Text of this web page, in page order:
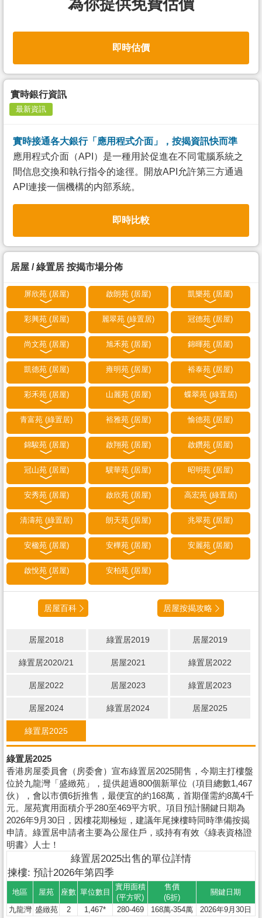
為你提供免費估價
即時估價
實時銀行資訊
最新資訊
實時接通各大銀行「應用程式介面」，按揭資訊快而準
應用程式介面（API）是一種用於促進在不同電腦系統之
間信息交換和執行指令的途徑。開放API允許第三方通過
API連接一個機構的内部系統。
即時比較
居屋 / 綠置居 按揭市場分佈
屏欣苑 (居屋) 啟朗苑 (居屋) 凱樂苑 (居屋)
彩興苑 (居屋) 麗翠苑 (綠置居) 冠德苑 (居屋)
尚文苑 (居屋) 旭禾苑 (居屋) 錦暉苑 (居屋)
凱德苑 (居屋) 雍明苑 (居屋) 裕泰苑 (居屋)
彩禾苑 (居屋) 山麗苑 (居屋) 蝶翠苑 (綠置居)
青富苑 (綠置居) 裕雅苑 (居屋) 愉德苑 (居屋)
錦駿苑 (居屋) 啟翔苑 (居屋) 啟鑽苑 (居屋)
冠山苑 (居屋) 驥華苑 (居屋) 昭明苑 (居屋)
安秀苑 (居屋) 啟欣苑 (居屋) 高宏苑 (綠置居)
清濤苑 (綠置居) 朗天苑 (居屋) 兆翠苑 (居屋)
安楹苑 (居屋) 安樺苑 (居屋) 安麗苑 (居屋)
啟悅苑 (居屋) 安柏苑 (居屋)
居屋百科 居屋按揭攻略
居屋2018 綠置居2019 居屋2019
綠置居2020/21 居屋2021 綠置居2022
居屋2022 居屋2023 綠置居2023
居屋2024 綠置居2024 居屋2025
綠置居2025
綠置居2025
香港房屋委員會（房委會）宣布綠置居2025開售，今期主打樓盤
位於九龍灣「盛緻苑」，提供超過800個新單位（項目總數1,467
伙），會以市價6折推售，最便宜的約168萬，首期僅需約8萬4千
元。屋苑實用面積介乎280至469平方呎。項目預計關鍵日期為
2026年9月30日，因樓花期極短，建議年尾揀樓時同時準備按揭
申請。綠置居申請者主要為公屋住戶，或持有有效《綠表資格證
明書》人士！
綠置居2025出售的單位詳情
揀樓: 預計2026年第四季
地區 屋苑 座數 單位數目
實用面積
(平方呎)
售價
(6折)
關鍵日期
九龍灣 盛緻苑 2 1,467* 280-469 168萬-354萬 2026年9月30日